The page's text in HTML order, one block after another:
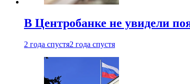
В Центробанке не увидели
2 года спустя2 года спустя